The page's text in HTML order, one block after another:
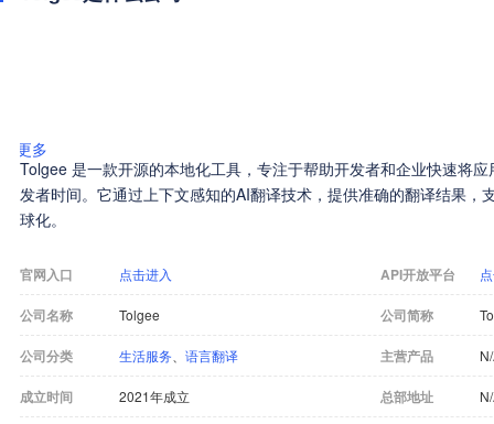
更多
Tolgee 是一款开源的本地化工具，专注于帮助开发者和企业快速将
发者时间。它通过上下文感知的AI翻译技术，提供准确的翻译结果，
球化。
官网入口 点击进入 API开放平台
公司名称 Tolgee 公司简称
公司分类 生活服务 语言翻译 主营产品
成立时间 2021年成立 总部地址